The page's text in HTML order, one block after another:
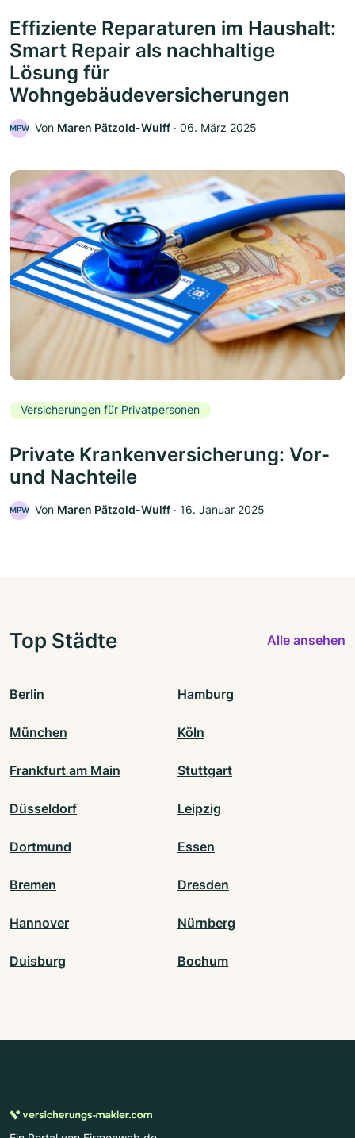
Effiziente Reparaturen im Haushalt:
Smart Repair als nachhaltige
Lösung für
Wohngebäudeversicherungen
MPW Von Maren Pätzold-Wulff ‧ 06. März 2025
Versicherungen für Privatpersonen
Private Krankenversicherung: Vor-
und Nachteile
MPW Von Maren Pätzold-Wulff ‧ 16. Januar 2025
Top Städte Alle ansehen
Berlin Hamburg
München Köln
Frankfurt am Main Stuttgart
Düsseldorf Leipzig
Dortmund Essen
Bremen Dresden
Hannover Nürnberg
Duisburg Bochum